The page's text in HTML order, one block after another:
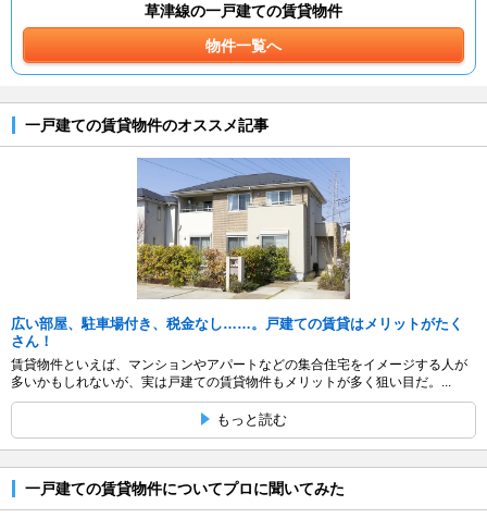
草津線の一戸建ての賃貸物件
物件一覧へ
一戸建ての賃貸物件のオススメ記事
広い部屋、駐車場付き、税金なし……。戸建ての賃貸はメリットがたく
さん！
賃貸物件といえば、マンションやアパートなどの集合住宅をイメージする人が
多いかもしれないが、実は戸建ての賃貸物件もメリットが多く狙い目だ。...
もっと読む
一戸建ての賃貸物件についてプロに聞いてみた